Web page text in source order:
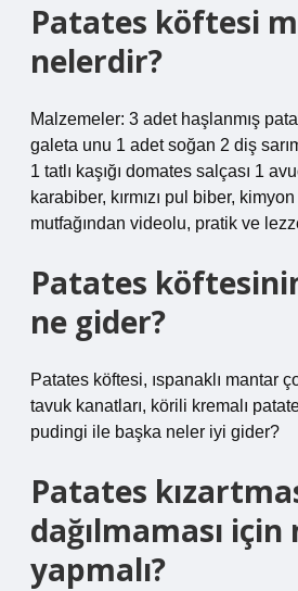
Patates köftesi
nelerdir?
Malzemeler: 3 adet haşlanmış
galeta unu 1 adet soğan 2 diş
1 tatlı kaşığı domates salçası 1
karabiber, kırmızı pul biber,
mutfağından videolu, pratik ve
Patates
ne gider?
Patates köftesi, ıspanaklı mantar
tavuk kanatları, körili kremalı
pudingi ile başka neler iyi gider?
Patates
dağılmaması için
yapmalı?